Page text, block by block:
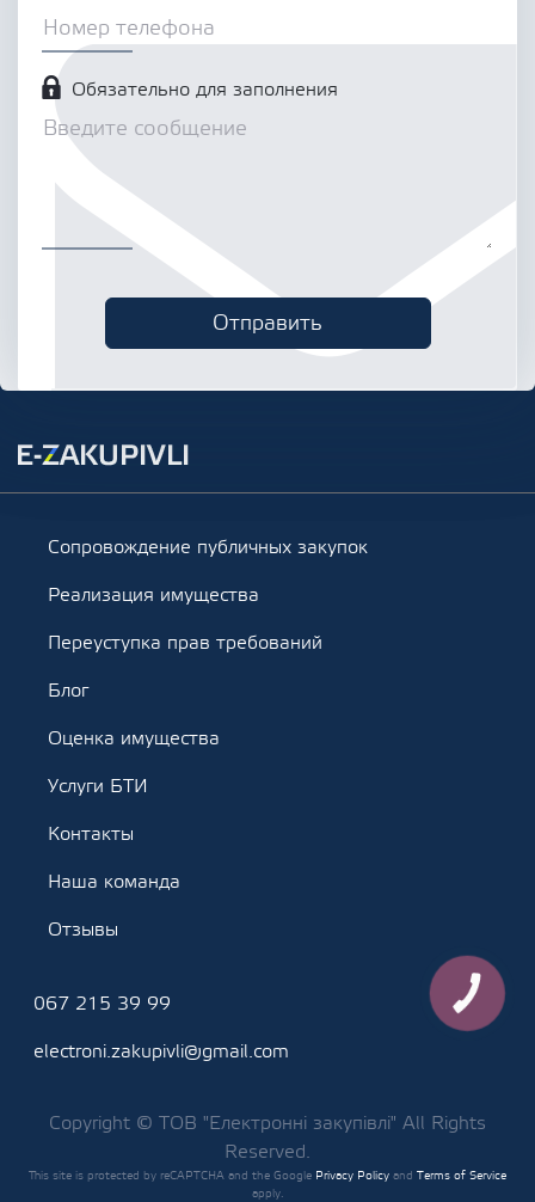
Обязательно для заполнения
Сопровождение публичных закупок
Реализация имущества
Переуступка прав требований
Блог
Оценка имущества
Услуги БТИ
Контакты
Наша команда
Отзывы
067 215 39 99
electroni.zakupivli@gmail.com
Copyright © ТОВ "Електронні закупівлі" All Rights
Reserved.
This site is protected by reCAPTCHA and the Google Privacy Policy and Terms of Service
apply.
КНОПКА
ЗВ'ЯЗКУ